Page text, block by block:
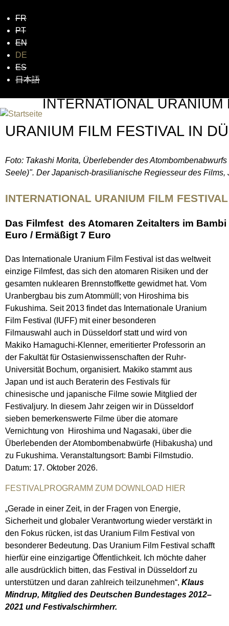
FR
PT
EN
DE
ES
日本語
INTERNATIONAL URANIUM
URANIUM FILM FESTIVAL IN
Foto: Takashi Morita, Überlebender des
Seele)". Der Japanisch-brasilianische Regiesseur des
INTERNATIONAL URANIUM FILM
Das Filmfest des Atomaren Zeitalters im
Euro / Ermäßigt 7 Euro
Das Internationale Uranium Film Festival ist das weltweit
einzige Filmfest, das sich den atomaren Risiken und der
gesamten nuklearen Brennstoffkette gewidmet hat. Vom
Uranbergbau bis zum Atommüll; von Hiroshima bis
Fukushima. Seit 2013 findet das Internationale Uranium
Film Festival (IUFF) mit einer besonderen
Filmauswahl auch in Düsseldorf statt und wird von
Makiko Hamaguchi-Klenner, emeritierter Professorin an
der Fakultät für Ostasienwissenschaften der Ruhr-
Universität Bochum, organisiert. Makiko stammt aus
Japan und ist auch Beraterin des Festivals für
chinesische und japanische Filme sowie Mitglied der
Festivaljury. In diesem Jahr zeigen wir in Düsseldorf
sieben bemerkenswerte Filme über die atomare
Vernichtung von Hiroshima und Nagasaki, über die
Überlebenden der Atombombenabwürfe (Hibakusha) und
zu Fukushima. Veranstaltungsort: Bambi Filmstudio.
Datum: 17. Oktober 2026.
FESTIVALPROGRAMM ZUM DOWNLOAD HIER
„Gerade in einer Zeit, in der Fragen von Energie,
Sicherheit und globaler Verantwortung wieder verstärkt in
den Fokus rücken, ist das Uranium Film Festival von
besonderer Bedeutung. Das Uranium Film Festival schafft
hierfür eine einzigartige Öffentlichkeit. Ich möchte daher
alle ausdrücklich bitten, das Festival in Düsseldorf zu
unterstützen und daran zahlreich teilzunehmen“, Klaus
Mindrup, Mitglied des Deutschen Bundestages 2012–
2021 und Festivalschirmherr.